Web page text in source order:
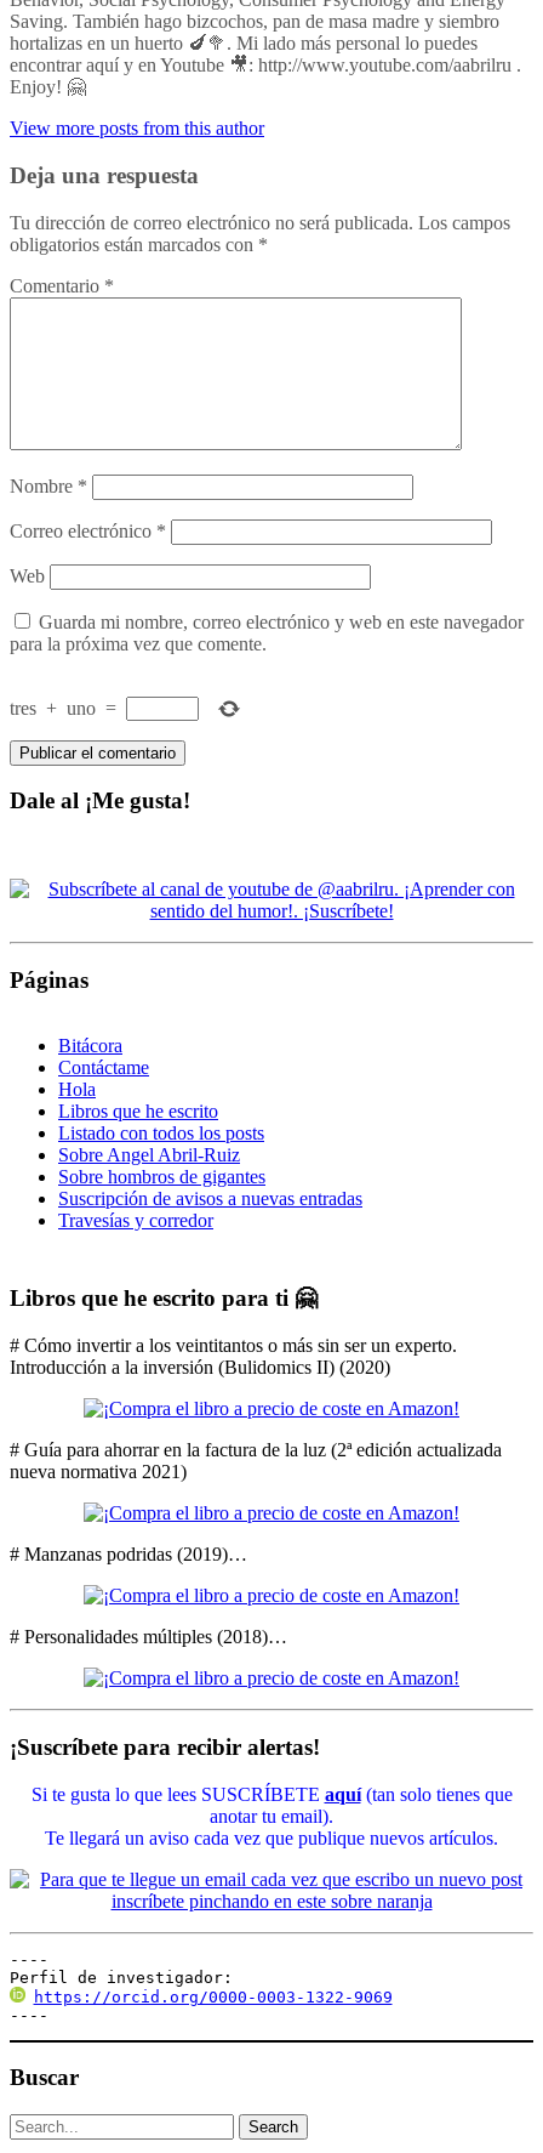
Saving. También hago bizcochos, pan de masa madre y siembro
hortalizas en un huerto 🍆🥦. Mi lado más personal lo puedes
encontrar aquí y en Youtube 🎥: http://www.youtube.com/aabrilru .
Enjoy! 🤗
View more posts from this author
Deja una respuesta
Tu dirección de correo electrónico no será publicada. Los campos
obligatorios están marcados con *
Comentario *
Nombre *
Correo electrónico *
Web
Guarda mi nombre, correo electrónico y web en este navegador
para la próxima vez que comente.
tres + uno =
Dale al ¡Me gusta!
Páginas
Bitácora
Contáctame
Hola
Libros que he escrito
Listado con todos los posts
Sobre Angel Abril-Ruiz
Sobre hombros de gigantes
Suscripción de avisos a nuevas entradas
Travesías y corredor
Libros que he escrito para ti 🤗
# Cómo invertir a los veintitantos o más sin ser un experto.
Introducción a la inversión (Bulidomics II) (2020)
# Guía para ahorrar en la factura de la luz (2ª edición actualizada
nueva normativa 2021)
# Manzanas podridas (2019)…
# Personalidades múltiples (2018)…
¡Suscríbete para recibir alertas!
Si te gusta lo que lees SUSCRÍBETE aquí(tan solo tienes que
anotar tu email).
Te llegará un aviso cada vez que publique nuevos artículos.
----
Perfil de investigador:
https://orcid.org/0000-0003-1322-9069
----
Buscar